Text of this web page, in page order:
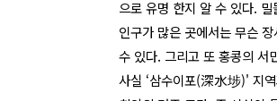
으로 유명 한지 알 수 있다.
인구가 많은 곳에서는 무슨
수 있다. 그리고 또 홍콩의 서
사실 ‘삼수이포(深水埗)' 지